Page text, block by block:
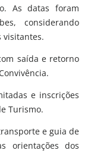
As datas foram
considerando
visitantes.
saída e retorno
e inscrições
Turismo.
e guia de
orientações dos